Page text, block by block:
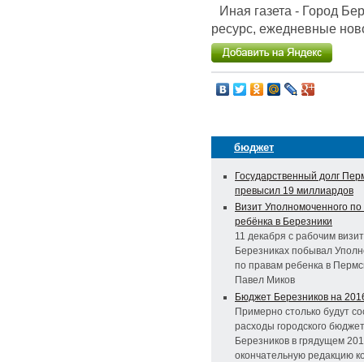
Иная газета - Город
ресурс, ежедневные
бюджет
Государственный долг
превысил 19 миллиардов
Визит Уполномоченного
ребёнка в Березники
11 декабря с рабочим
Березниках побывал
по правам ребенка в
Павел Миков
Бюджет Березников на
Примерно столько будут
расходы городского
Березников в грядущем
окончательную редакцию